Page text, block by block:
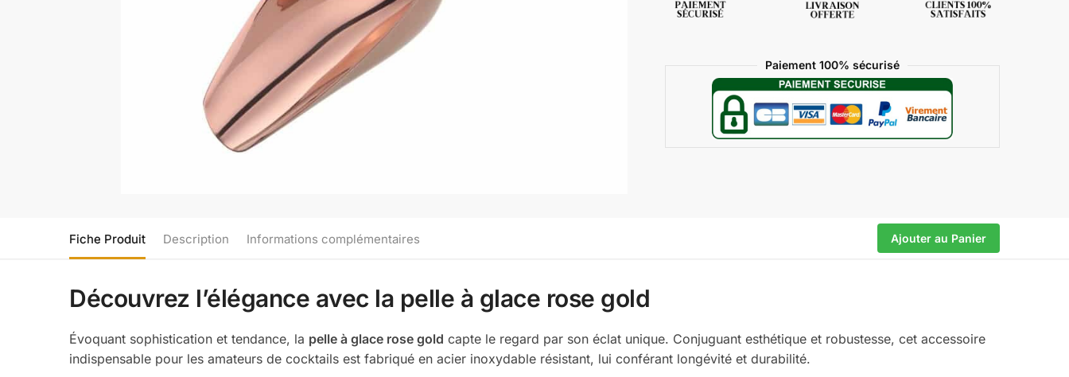
Paiement 100% sécurisé
Fiche Produit Description Informations complémentaires Ajouter au Panier
Découvrez l’élégance avec la pelle à glace rose gold
Évoquant sophistication et tendance, la pelle à glace rose gold capte le regard par son éclat unique. Conjuguant esthétique et robustesse, cet accessoire
indispensable pour les amateurs de cocktails est fabriqué en acier inoxydable résistant, lui conférant longévité et durabilité.